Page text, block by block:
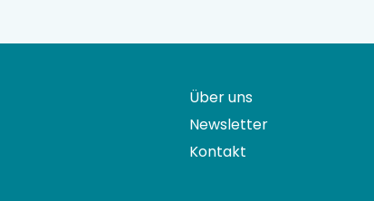
Über uns
Newsletter
Kontakt